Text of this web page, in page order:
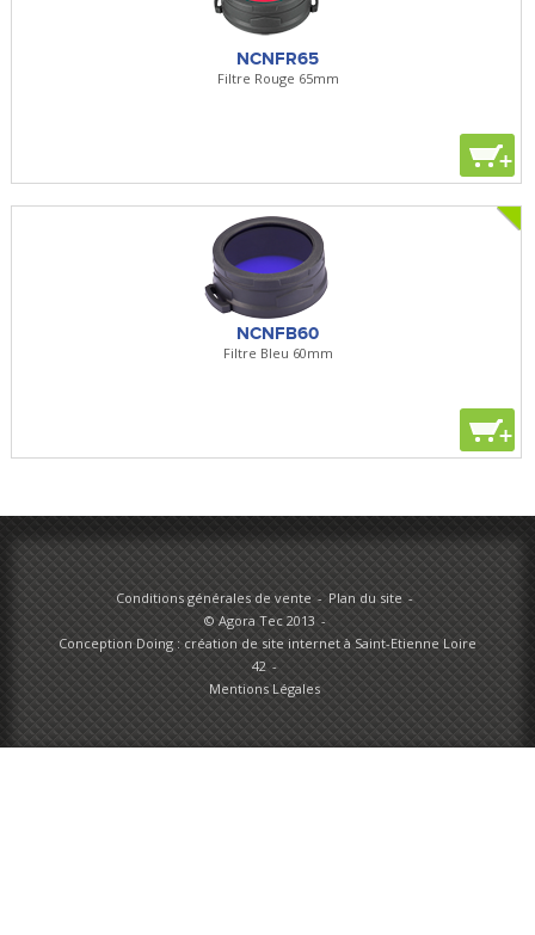
NCNFR65
Filtre Rouge 65mm
+
NCNFB60
Filtre Bleu 60mm
+
Conditions générales de vente
Plan du site
© Agora Tec 2013
Conception Doing : création de site internet à Saint-Etienne Loire
42
Mentions Légales